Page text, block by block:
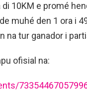
10KM e promé
muhé den 1 ora i
na tur ganador i
ofisial na: